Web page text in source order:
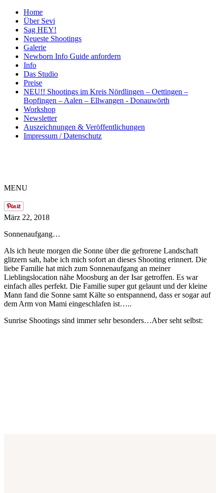
Home
Über Sevi
Sag HEY!
Neueste Shootings
Galerie
Newborn Info Guide anfordern
Info
Das Studio
Preise
NEU!! Shootings im Kreis Nördlingen – Oettingen –
Bopfingen – Aalen – Ellwangen - Donauwörth
Workshop
Newsletter
Auszeichnungen & Veröffentlichungen
Impressum / Datenschutz
MENU
März 22, 2018
Sonnenaufgang…
Als ich heute morgen die Sonne über die gefrorene Landschaft
glitzern sah, habe ich mich sofort an dieses Shooting erinnert. Die
liebe Familie hat mich zum Sonnenaufgang an meiner
Lieblingslocation nähe Moosburg an der Isar getroffen. Es war
einfach alles perfekt. Die Familie super gut gelaunt und der kleine
Mann fand die Sonne samt Kälte so entspannend, dass er sogar auf
dem Arm von Mami eingeschlafen ist…..
Sunrise Shootings sind immer sehr besonders…Aber seht selbst: